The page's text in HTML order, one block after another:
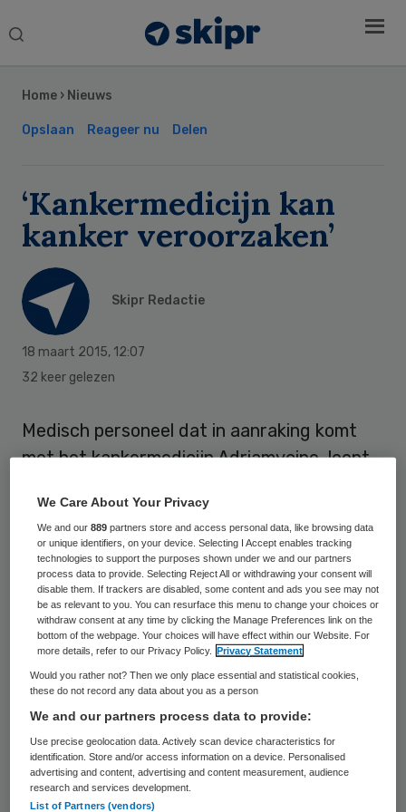
Search
Home › Nieuws
Opslaan Reageer nu Delen
‘Kankermedicijn kan
kanker veroorzaken’
Skipr Redactie
18 maart 2015, 12:07
32 keer gelezen
Medisch personeel dat in aanraking komt
met het kankermedicijn Adriamycine, loopt
de Gezondheidsraad in een woensdag
verschenen advies aan de minister van
Sociale Zaken en Werkgelegenheid.
Ook mensen die betrokken zijn bij de
productie van het medicijn en het opruimen
ervan lopen een verhoogd
gezondheidsrisico. Hoe groot het
kankerrisico is, kan volgens de
Gezondheidsraad echter niet goed worden
ingeschat wegens ,”gebrek aan adequate
gegevens”. De raad adviseert het ministerie
Sidebar
We Care About Your Privacy
We and our889 partners store and access personal data, like browsing data
or unique identifiers, on your device. Selecting I Accept enables tracking
technologies to support the purposes shown under we and our partners
process data to provide. Selecting Reject All or withdrawing your consent will
disable them. If trackers are disabled, some content and ads you see may not
be as relevant to you. You can resurface this menu to change your choices or
withdraw consent at any time by clicking the Manage Preferences link on the
bottom of the webpage. Your choices will have effect within our Website. For
more details, refer to our Privacy Policy.
Privacy Statement
Would you rather not? Then we only place essential and statistical cookies,
these do not record any data about you as a person
We and our partners process data to provide:
Use precise geolocation data. Actively scan device characteristics for
identification. Store and/or access information on a device. Personalised
advertising and content, advertising and content measurement, audience
research and services development.
List of Partners (vendors)